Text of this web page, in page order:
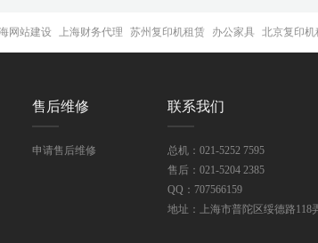
网站建设 上海财务代理 苏州复印机租赁 办公家具 北京复印机
售后维修
申请售后维修
联系我们
总机：021-5252 7595
售后：021-5204 2385
QQ： 707566159
地址：上海市普陀区绥德路118